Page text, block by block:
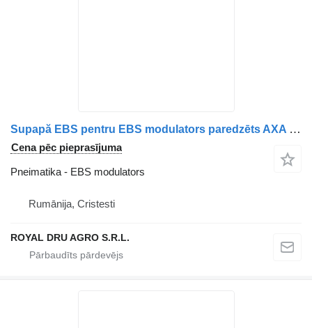
Supapă EBS pentru EBS modulators paredzēts AXA 21122035/20828241/20570910/20502537/7420828241/7420570910/7420502537/7421122035/7485003713/5801910309 kravas automašīnas
Cena pēc pieprasījuma
Pneimatika - EBS modulators
Rumānija, Cristesti
ROYAL DRU AGRO S.R.L.